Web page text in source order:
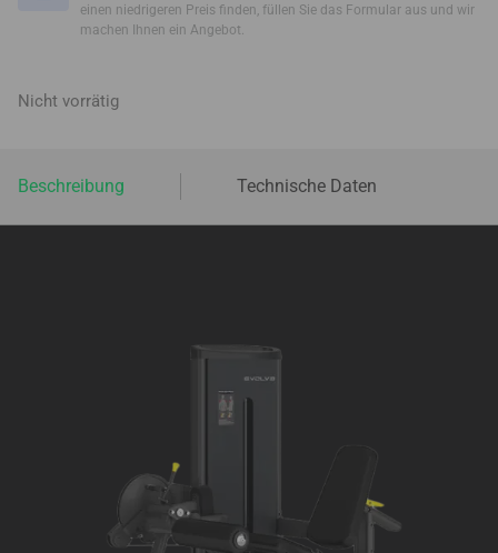
einen niedrigeren Preis finden, füllen Sie das Formular aus und wir
machen Ihnen ein Angebot.
Nicht vorrätig
Beschreibung Technische Daten